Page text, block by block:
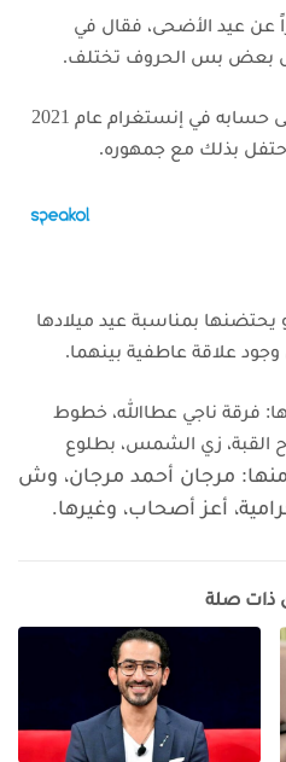
عن عيد الأضحى، فقال في
بعض بس الحروف تختلف.
وصل عدد متابعي السعدني على حسابه في إنستغرام عام 2021
بذلك مع جمهوره.
بمناسبة عيد ميلادها
فرقة ناجي عطاالله، خطوط
القبة، زي الشمس، بطلوع
منها: مرجان أحمد مرجان، وش
أعز أصحاب، وغيرها.
ذات صلة